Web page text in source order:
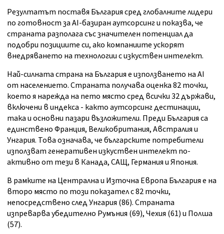
Резултатът поставя България сред глобалните лидери
по готовност за AI-базиран аутсорсинг и показва, че
страната разполага със значителен потенциал да
подобри позициите си, ако компаниите ускорят
внедряването на технологии с изкуствен интелект.
Най-силната страна на България е използването на AI
от населението. Страната получава оценка 82 точки,
което я нарежда на пето място сред всички 32 държави,
включени в индекса - както аутсорсинг дестинации,
така и основни пазари възложители. Преди България са
единствено Франция, Великобритания, Австралия и
Унгария. Това означава, че българските потребители
използват генеративен изкуствен интелект по-
активно от тези в Канада, САЩ, Германия и Япония.
В рамките на Централна и Източна Европа България е на
второ място по този показател с 82 точки,
непосредствено след Унгария (86). Страната
изпреварва убедително Румъния (69), Чехия (61) и Полша
(57).